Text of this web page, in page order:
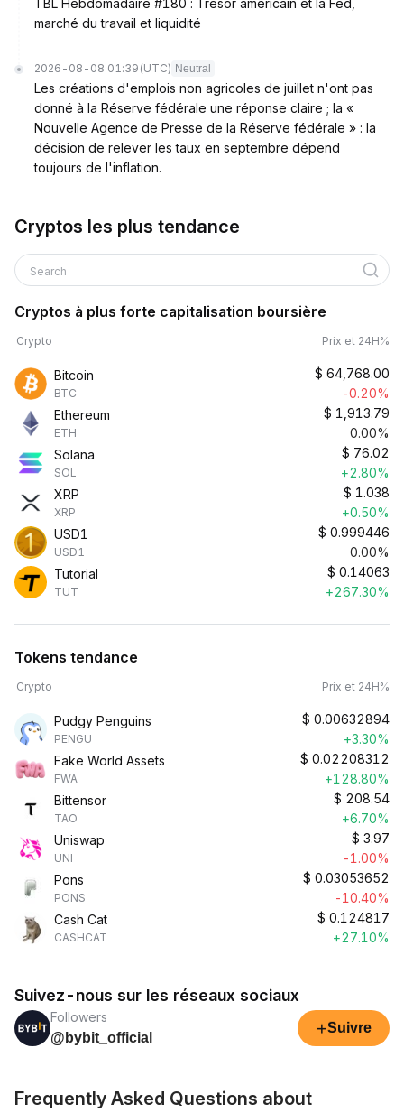
TBL Hebdomadaire #180 : Trésor américain et la Fed,
marché du travail et liquidité
2026-08-08 01:39 (UTC) Neutral
Les créations d'emplois non agricoles de juillet n'ont pas
donné à la Réserve fédérale une réponse claire ; la «
Nouvelle Agence de Presse de la Réserve fédérale » : la
décision de relever les taux en septembre dépend
toujours de l'inflation.
Cryptos les plus tendance
Search
Cryptos à plus forte capitalisation boursière
Crypto Prix et 24H%
Bitcoin
BTC
$ 64,768.00
-0.20%
Ethereum
ETH
$ 1,913.79
0.00%
Solana
SOL
$ 76.02
+2.80%
XRP
XRP
$ 1.038
+0.50%
USD1
USD1
$ 0.999446
0.00%
Tutorial
TUT
$ 0.14063
+267.30%
Tokens tendance
Crypto Prix et 24H%
Pudgy Penguins
PENGU
$ 0.00632894
+3.30%
Fake World Assets
FWA
$ 0.02208312
+128.80%
Bittensor
TAO
$ 208.54
+6.70%
Uniswap
UNI
$ 3.97
-1.00%
Pons
PONS
$ 0.03053652
-10.40%
Cash Cat
CASHCAT
$ 0.124817
+27.10%
Suivez-nous sur les réseaux sociaux
Followers
@bybit_official
+Suivre
Frequently Asked Questions about